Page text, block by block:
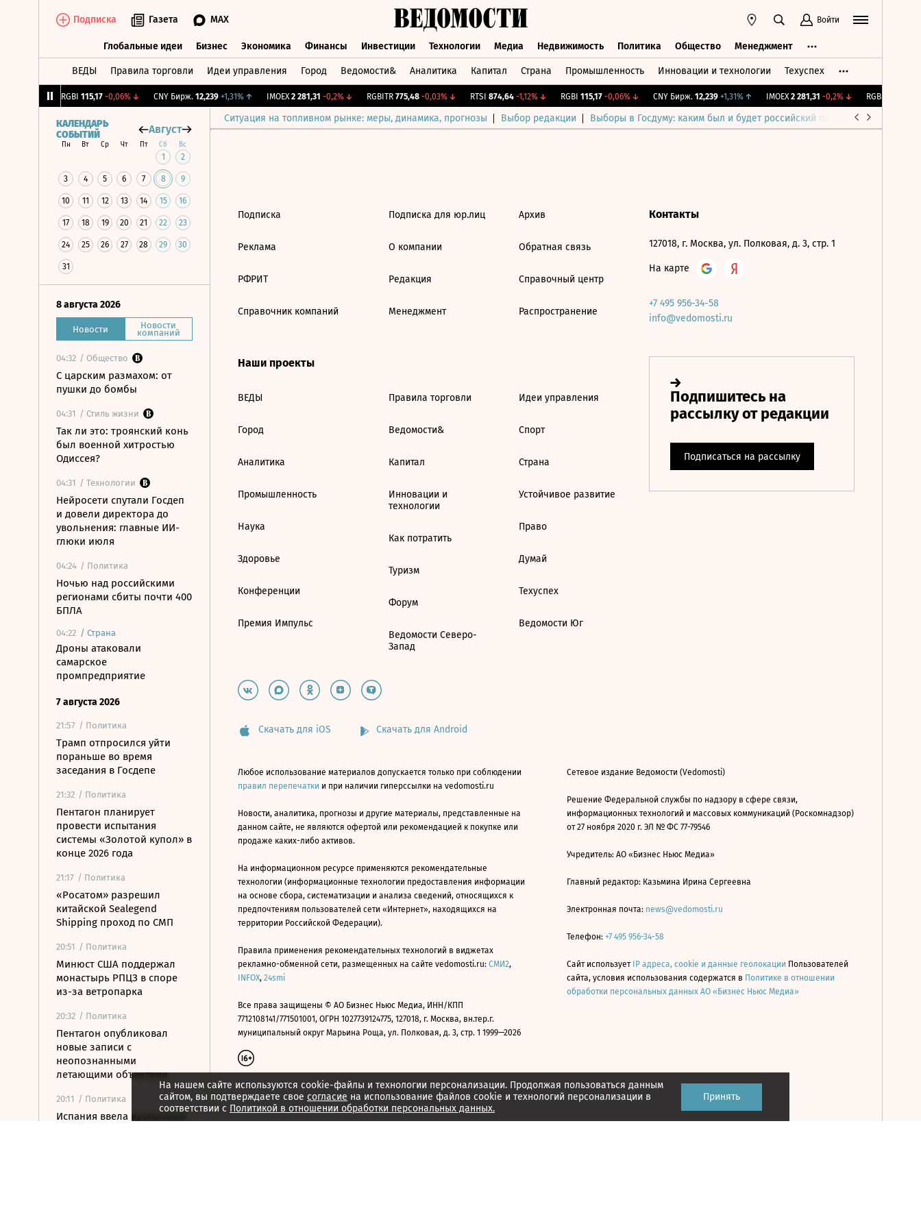
Подписка Газета MAX Войти
Глобальные идеи Бизнес Экономика Финансы Инвестиции Технологии Медиа Недвижимость Политика Общество Менеджмент
ВЕДЫ Правила торговли Идеи управления Город Ведомости& Аналитика Капитал Страна Промышленность Инновации и технологии Техуспех
RGBI 115,17 -0,06%↓ CNY Бирж. 12,239 +1,31%↑ IMOEX 2 281,31 -0,2%↓ RGBITR 775,48 -0,03%↓ RTSI 874,64 -1,12%↓ RGBI 115,17 -0,06%↓ CNY Бирж. 12,239 +1,31%↑ IMOEX 2 281,31 -0,2%↓ RGBITR
Ситуация на топливном рынке: меры, динамика, прогнозы Выбор редакции Выборы в Госдуму: каким был и будет российский парламент
КАЛЕНДАРЬ
СОБЫТИЙ
Август
Пн Вт Ср Чт Пт Сб Вс
1 2
3 4 5 6 7 8 9
10 11 12 13 14 15 16
17 18 19 20 21 22 23
24 25 26 27 28 29 30
31
8 августа 2026
Новости Новости
компаний
04:32 / Общество
С царским размахом: от
пушки до бомбы
04:31 / Стиль жизни
Так ли это: троянский конь
был военной хитростью
Одиссея?
04:31 / Технологии
Нейросети спутали Госдеп
и довели директора до
увольнения: главные ИИ-
глюки июля
04:24 / Политика
Ночью над российскими
регионами сбиты почти 400
БПЛА
04:22 / Страна
Дроны атаковали
самарское
промпредприятие
7 августа 2026
21:57 / Политика
Трамп отпросился уйти
пораньше во время
заседания в Госдепе
21:32 / Политика
Пентагон планирует
провести испытания
системы «Золотой купол» в
конце 2026 года
21:17 / Политика
«Росатом» разрешил
китайской Sealegend
Shipping проход по СМП
20:51 / Политика
Минюст США поддержал
монастырь РПЦЗ в споре
из-за ветропарка
20:32 / Политика
Пентагон опубликовал
новые записи с
неопознанными
летающими объектами
20:11 / Политика
Испания ввела временный
На нашем сайте используются cookie-файлы и технологии персонализации. Продолжая пользоваться данным
сайтом, вы подтверждаете свое согласие на использование файлов cookie и технологий персонализации в
соответствии с Политикой в отношении обработки персональных данных.
Принять
Подписка
Реклама
РФРИТ
Справочник компаний
Подписка для юр.лиц
О компании
Редакция
Менеджмент
Архив
Обратная связь
Справочный центр
Распространение
Наши проекты
ВЕДЫ
Город
Аналитика
Промышленность
Наука
Здоровье
Конференции
Премия Импульс
Правила торговли
Ведомости&
Капитал
Инновации и
технологии
Как потратить
Туризм
Форум
Ведомости Северо-
Запад
Идеи управления
Спорт
Страна
Устойчивое развитие
Право
Думай
Техуспех
Ведомости Юг
Контакты
127018, г. Москва, ул. Полковая, д. 3, стр. 1
На карте
+7 495 956-34-58
info@vedomosti.ru
Скачать для iOS Скачать для Android
Любое использование материалов допускается только при соблюдении
правил перепечатки и при наличии гиперссылки на vedomosti.ru
Новости, аналитика, прогнозы и другие материалы, представленные на
данном сайте, не являются офертой или рекомендацией к покупке или
продаже каких-либо активов.
На информационном ресурсе применяются рекомендательные
технологии (информационные технологии предоставления информации
на основе сбора, систематизации и анализа сведений, относящихся к
предпочтениям пользователей сети «Интернет», находящихся на
территории Российской Федерации).
Правила применения рекомендательных технологий в виджетах
рекламно-обменной сети, размещенных на сайте vedomosti.ru: СМИ2,
INFOX, 24smi
Все права защищены © АО Бизнес Ньюс Медиа, ИНН/КПП
7712108141/771501001, ОГРН 1027739124775, 127018, г. Москва, вн.тер.г.
муниципальный округ Марьина Роща, ул. Полковая, д. 3, стр. 1 1999—2026
Сетевое издание Ведомости (Vedomosti)
Решение Федеральной службы по надзору в сфере связи,
информационных технологий и массовых коммуникаций (Роскомнадзор)
от 27 ноября 2020 г. ЭЛ № ФС 77-79546
Учредитель: АО «Бизнес Ньюс Медиа»
Главный редактор: Казьмина Ирина Сергеевна
Электронная почта: news@vedomosti.ru
Телефон: +7 495 956-34-58
Сайт использует IP адреса, cookie и данные геолокации Пользователей
сайта, условия использования содержатся в Политике в отношении
обработки персональных данных АО «Бизнес Ньюс Медиа»